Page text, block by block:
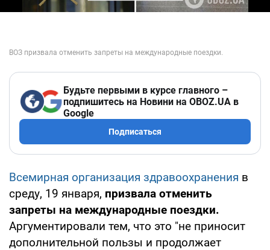
Будьте первыми в курсе главного –
подпишитесь на Новини на OBOZ.UA в
Google
Подписаться
Всемирная организация здравоохранения в
среду, 19 января, призвала отменить
запреты на международные поездки.
Аргументировали тем, что это "не приносит
дополнительной пользы и продолжает